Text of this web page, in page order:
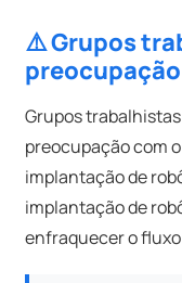
⚠️ Grupos
preocupação
Grupos
preocupação com
implantação de
implantação de
enfraquecer o